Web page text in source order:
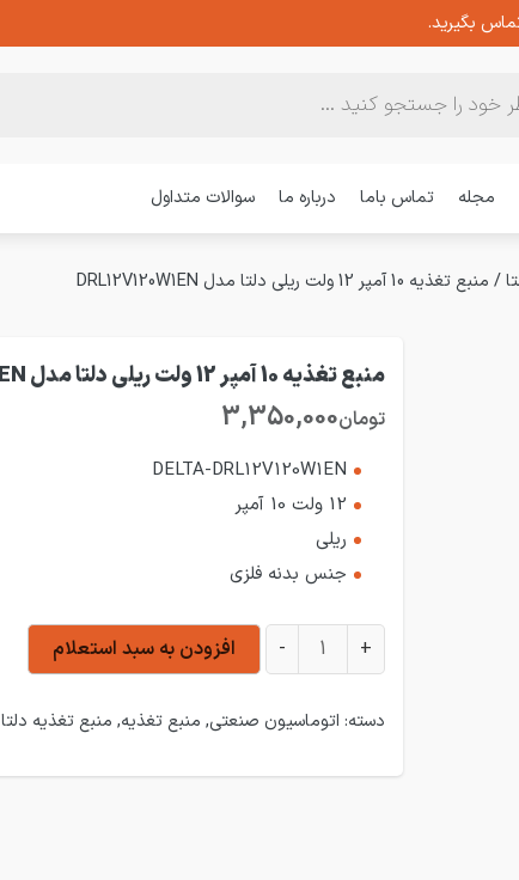
بگیرید.
مجله تماس باما درباره ما سوالات متداول
/ منبع تغذیه 10 آمپر 12 ولت ریلی دلتا مدل DRL12V120W1EN
منبع تغذیه 10 آمپر 12 ولت ریلی دلتا مدل DRL12V120W1EN
تومان3,350,000
DELTA-DRL12V120W1EN
12 ولت 10 آمپر
ریلی
جنس بدنه فلزی
منبع تغذیه 10 آمپر 12 ولت ریلی دلتا مدل DRL12V120W1EN عدد
+
- افزودن به سبد استعلام
دسته: اتوماسیون صنعتی, منبع تغذیه, منبع تغذیه دلتا